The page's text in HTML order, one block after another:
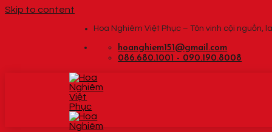
Skip to content
Hoa Nghiêm Việt Phục – Tôn vinh cội nguồn,
hoanghiem151@gmail.com
086.680.1001 - 090.190.8008